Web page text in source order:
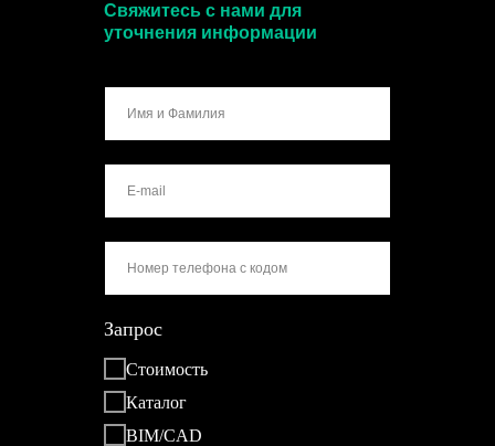
Запрос
Стоимость
Каталог
BIM/CAD
Свяжитесь с нами для
уточнения информации